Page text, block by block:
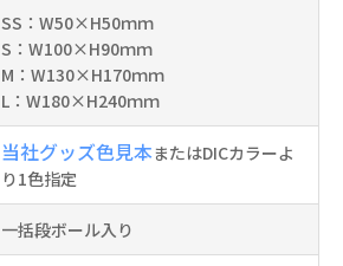
SS：W50×H50ｍｍ
S：W100×H90ｍｍ
M：W130×H170ｍｍ
L：W180×H240ｍｍ
当社グッズ色見本またはDICカラーよ
り1色指定
一括段ボール入り